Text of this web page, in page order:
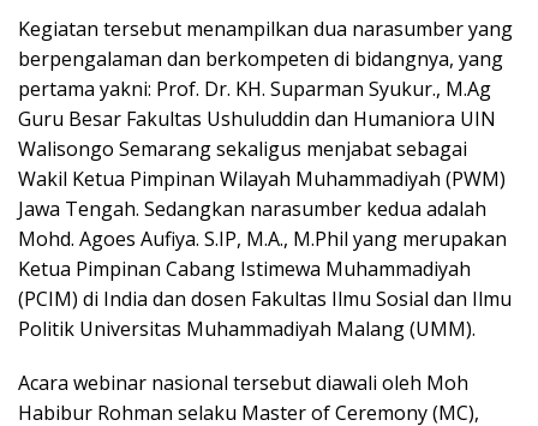
Kegiatan tersebut menampilkan dua narasumber yang
berpengalaman dan berkompeten di bidangnya, yang
pertama yakni: Prof. Dr. KH. Suparman Syukur., M.Ag
Guru Besar Fakultas Ushuluddin dan Humaniora UIN
Walisongo Semarang sekaligus menjabat sebagai
Wakil Ketua Pimpinan Wilayah Muhammadiyah (PWM)
Jawa Tengah. Sedangkan narasumber kedua adalah
Mohd. Agoes Aufiya. S.IP, M.A., M.Phil yang merupakan
Ketua Pimpinan Cabang Istimewa Muhammadiyah
(PCIM) di India dan dosen Fakultas Ilmu Sosial dan Ilmu
Politik Universitas Muhammadiyah Malang (UMM).
Acara webinar nasional tersebut diawali oleh Moh
Habibur Rohman selaku Master of Ceremony (MC),